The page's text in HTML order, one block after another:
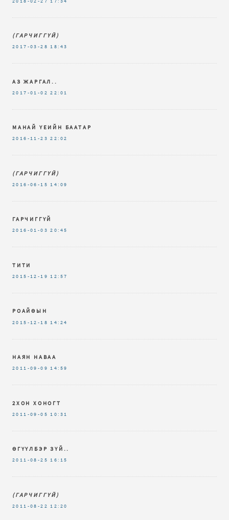
(ГАРЧИГГҮЙ)
2017-03-28 18:43
АЗ ЖАРГАЛ..
2017-01-02 22:01
МАНАЙ ҮЕИЙН БААТАР
2016-11-23 22:02
(ГАРЧИГГҮЙ)
2016-06-15 14:09
ГАРЧИГГҮЙ
2016-01-03 20:45
ТИТИ
2015-12-19 12:57
РОАЙӨЫН
2015-12-18 14:24
НАЯН НАВАА
2011-09-09 14:59
2ХОН ХОНОГТ
2011-09-05 10:31
ӨГҮҮЛБЭР ЗҮЙ..
2011-08-25 16:15
(ГАРЧИГГҮЙ)
2011-08-22 12:20